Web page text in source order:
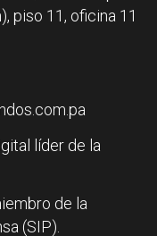
piso 11, oficina 11
líder de la
de la
(SIP).